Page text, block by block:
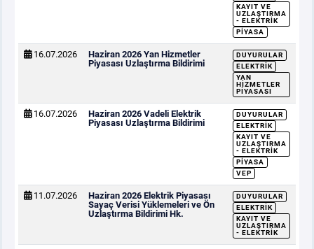
KAYIT VE
UZLAŞTIRMA
- ELEKTRIK
PIYASA
16.07.2026
Haziran 2026 Yan Hizmetler
Piyasası Uzlaştırma Bildirimi
DUYURULAR
ELEKTRIK
YAN
HIZMETLER
PIYASASI
16.07.2026
Haziran 2026 Vadeli Elektrik
Piyasası Uzlaştırma Bildirimi
DUYURULAR
ELEKTRIK
KAYIT VE
UZLAŞTIRMA
- ELEKTRIK
PIYASA
VEP
11.07.2026
Haziran 2026 Elektrik Piyasası
Sayaç Verisi Yüklemeleri ve Ön
Uzlaştırma Bildirimi Hk.
DUYURULAR
ELEKTRIK
KAYIT VE
UZLAŞTIRMA
- ELEKTRIK